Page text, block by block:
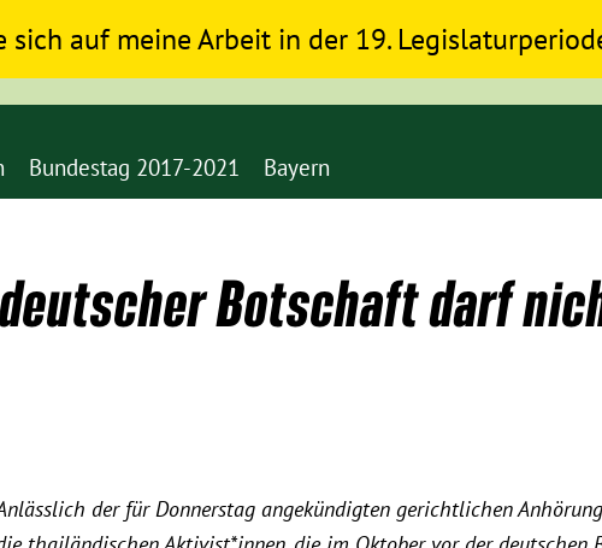
sich auf meine Arbeit in der 19.
Bundestag 2017-2021 Bayern
Botschaft darf
der für Donnerstag angekündigten gerichtlichen